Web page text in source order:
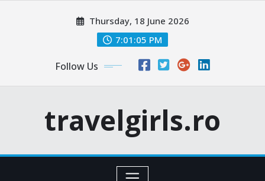
Thursday, 18 June 2026
7:01:06 PM
Follow Us
travelgirls.ro